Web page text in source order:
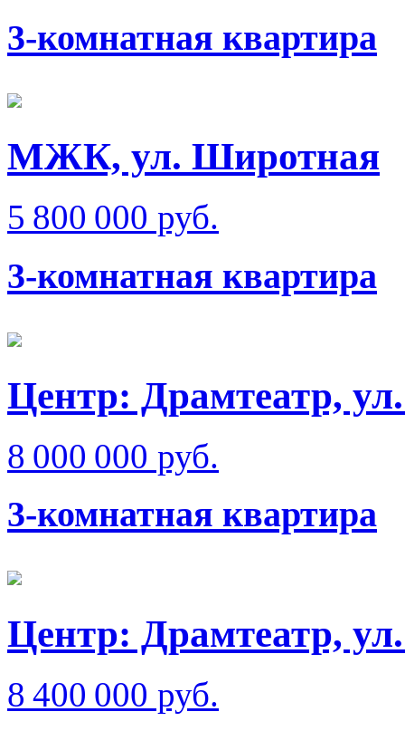
3-комнатная квартира
МЖК, ул. Широтная
5 800 000 руб.
3-комнатная квартира
Центр: Драмтеатр,
8 000 000 руб.
3-комнатная квартира
Центр: Драмтеатр,
8 400 000 руб.